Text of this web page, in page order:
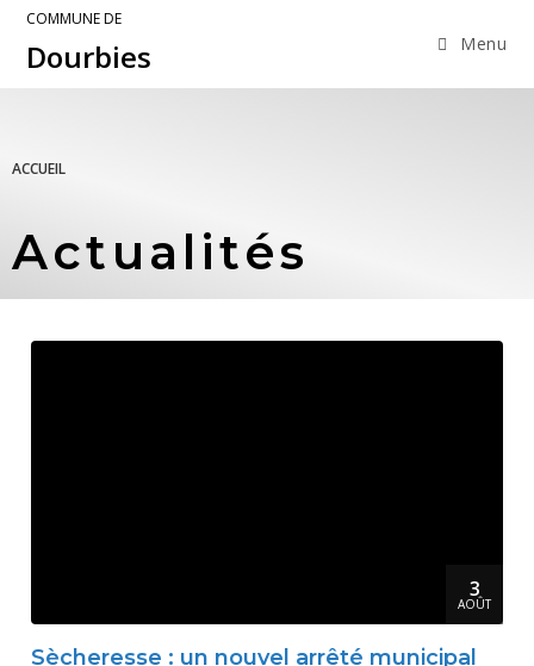
COMMUNE DE
Dourbies Menu
ACCUEIL
Actualités
3
AOÛT
Sècheresse : un nouvel arrêté municipal